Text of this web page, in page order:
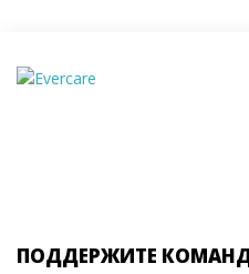
ПОДДЕРЖИТЕ КОМАНДУ